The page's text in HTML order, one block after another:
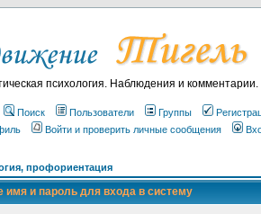
психология. Наблюдения и комментарии.
Поиск Пользователи Группы
Войти и проверить личные сообщения
профориентация
имя и пароль для входа в систему